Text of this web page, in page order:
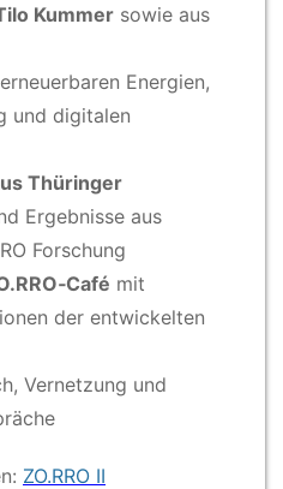
Kummer sowie aus
Energien,
und digitalen
Thüringer
Ergebnisse aus
Forschung
mit
der entwickelten
Vernetzung und
ZO.RRO II